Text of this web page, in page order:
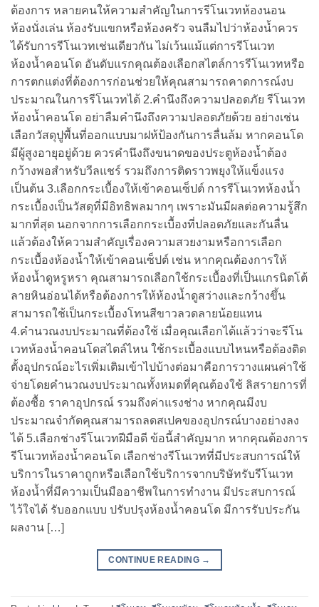
ต้องการ หลายคนให้ความสำคัญในการรีโนเวทห้องนอน
ห้องนั่งเล่น ห้องรับแขกหรือห้องครัว จนลืมไปว่าห้องน้ำควร
ได้รับการรีโนเวทเช่นเดียวกัน ไม่เว้นแม้แต่การรีโนเวท
ห้องน้ำคอนโด อันดับแรกคุณต้องเลือกสไตล์การรีโนเวทหรือ
การตกแต่งที่ต้องการก่อนช่วยให้คุณสามารถคาดการณ์งบ
ประมาณในการรีโนเวทได้ 2.คำนึงถึงความปลอดภัย รีโนเวท
ห้องน้ำคอนโด อย่าลืมคำนึงถึงความปลอดภัยด้วย อย่างเช่น
เลือกวัสดุปูพื้นที่ออกแบบมาฝห้ป้องกันการลื่นล้ม หากคอนโด
มีผู้สูงอายุอยู่ด้วย ควรคำนึงถึงขนาดของประตูห้องน้ำต้อง
กว้างพอสำหรับวีลแชร์ รวมถึงการติดราวพยุงให้แข็งแรง
เป็นต้น 3.เลือกกระเบื้องให้เข้าคอนเซ็ปต์ การรีโนเวทห้องน้ำ
กระเบื้องเป็นวัสดุที่มีอิทธิพลมากๆ เพราะมันมีผลต่อความรู้สึก
มากที่สุด นอกจากการเลือกกระเบื้องที่ปลอดภัยและกันลื่น
แล้วต้องให้ความสำคัญเรื่องความสวยงามหรือการเลือก
กระเบื้องห้องน้ำให้เข้าคอนเซ็ปต์ เช่น หากคุณต้องการให้
ห้องน้ำดูหรูหรา คุณสามารถเลือกใช้กระเบื้องที่เป็นแกรนิตโต้
ลายหินอ่อนได้หรือต้องการให้ห้องน้ำดูสว่างและกว้างขึ้น
สามารถใช้เป็นกระเบื้องโทนสีขาวลวดลายน้อยแทน
4.คำนวณงบประมาณที่ต้องใช้ เมื่อคุณเลือกได้แล้วว่าจะรีโน
เวทห้องน้ำคอนโดสไตล์ไหน ใช้กระเบื้องแบบไหนหรือต้องติด
ตั้งอุปกรณ์อะไรเพิ่มเติมเข้าไปบ้างต่อมาคือการวางแผนค่าใช้
จ่ายโดยคำนวณงบประมาณทั้งหมดที่คุณต้องใช้ ลิสรายการที่
ต้องซื้อ ราคาอุปกรณ์ รวมถึงค่าแรงช่าง หากคุณมีงบ
ประมาณจำกัดคุณสามารถลดสเปคของอุปกรณ์บางอย่างลง
ได้ 5.เลือกช่างรีโนเวทฝีมือดี ข้อนี้สำคัญมาก หากคุณต้องการ
รีโนเวทห้องน้ำคอนโด เลือกช่างรีโนเวทที่มีประสบการณ์ให้
บริการในราคาถูกหรือเลือกใช้บริการจากบริษัทรับรีโนเวท
ห้องน้ำที่มีความเป็นมืออาชีพในการทำงาน มีประสบการณ์
ไว้ใจได้ รับออกแบบ ปรับปรุงห้องน้ำคอนโด มีการรับประกัน
ผลงาน […]
CONTINUE READING →